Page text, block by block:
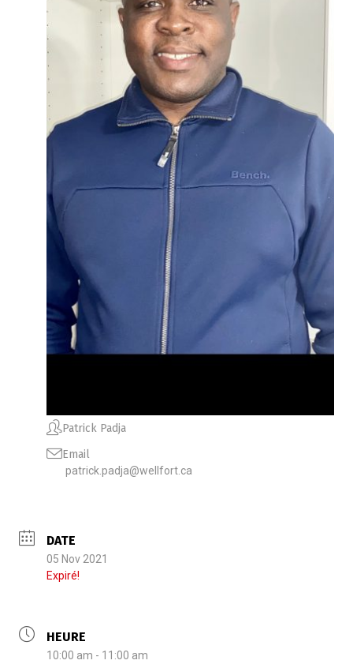
Patrick Padja
Email
patrick.padja@wellfort.ca
DATE
05 Nov 2021
Expiré!
HEURE
10:00 am - 11:00 am